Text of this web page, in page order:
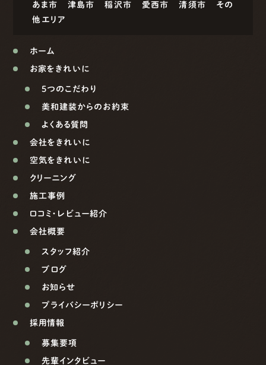
あま市
津島市 稲沢市 愛西市 清須市
その
他エリア
ホーム
お家をきれいに
5つのこだわり
美和建装からのお約束
よくある質問
会社をきれいに
空気をきれいに
クリーニング
施工事例
口コミ・レビュー紹介
会社概要
スタッフ紹介
ブログ
お知らせ
プライバシーポリシー
採用情報
募集要項
先輩インタビュー